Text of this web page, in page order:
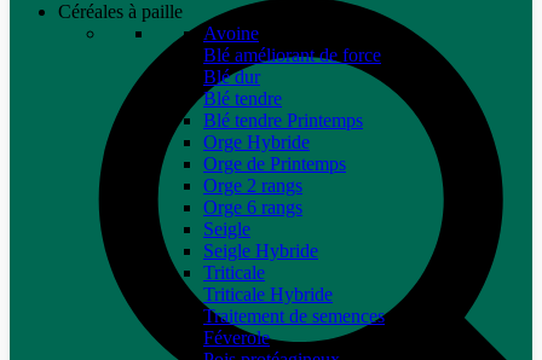
Céréales à paille
Avoine
Blé améliorant de force
Blé dur
Blé tendre
Blé tendre Printemps
Orge Hybride
Orge de Printemps
Orge 2 rangs
Orge 6 rangs
Seigle
Seigle Hybride
Triticale
Triticale Hybride
Traitement de semences
Féverole